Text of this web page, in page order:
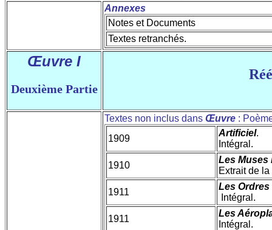
Annexes
Notes et Documents
Textes retranchés.
Œuvre I
Deuxième Partie
Textes non inclus dans Œuvre :
1909
Artificiel.
Intégral.
1910
Les Muses
Extrait de
1911
Les
Intégral.
1911
Les
Intégral.